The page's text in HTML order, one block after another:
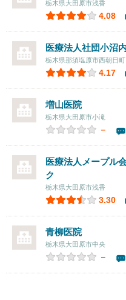
栃木県大田原市浅香
4.08
医療法人社団小沼
栃木県那須塩原市西朝日町
4.17
増山医院
栃木県大田原市小滝
－
医療法人メープル
ク
栃木県大田原市浅香
3.30
青柳医院
栃木県大田原市中央
－